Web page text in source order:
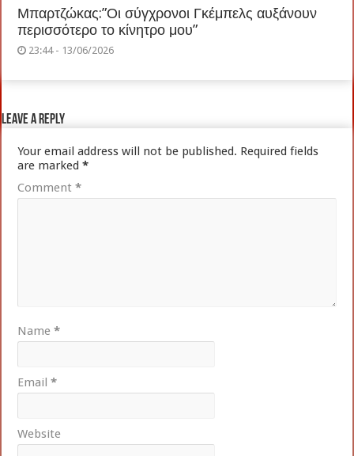
Μπαρτζώκας:”Οι σύγχρονοι Γκέμπελς αυξάνουν
περισσότερο το κίνητρο μου”
23:44 - 13/06/2026
Leave a Reply
Your email address will not be published. Required fields
are marked*
Comment*
Name*
Email*
Website